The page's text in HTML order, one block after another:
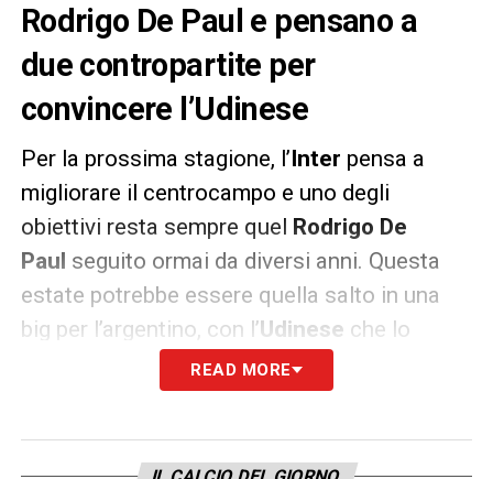
Rodrigo De Paul e pensano a
due contropartite per
convincere l’Udinese
Per la prossima stagione, l’Inter pensa a
migliorare il centrocampo e uno degli
obiettivi resta sempre quel Rodrigo De
Paul seguito ormai da diversi anni. Questa
estate potrebbe essere quella salto in una
big per l’argentino, con l’Udinese che lo
4o milionidi euro. Sul calciatore
ci sarebbero anchePSGeReal Madrid
starebbero pensando, secondo quanto
READ MORE